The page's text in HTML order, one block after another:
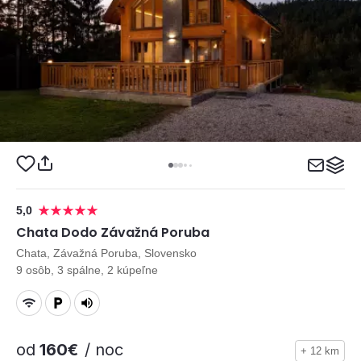
5,0
Chata Dodo Závažná Poruba
Chata, Závažná Poruba, Slovensko
9 osôb, 3 spálne, 2 kúpeľne
od 160€ / noc + 12 km